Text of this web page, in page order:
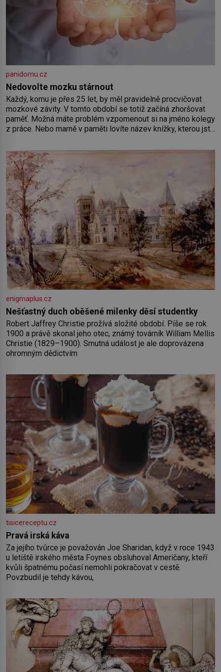
panidomu.cz
Nedovolte mozku stárnout
Každý, komu je přes 25 let, by měl pravidelně procvičovat
mozkové závity. V tomto období se totiž začíná zhoršovat
paměť. Možná máte problém vzpomenout si na jméno kolegy
z práce. Nebo marně v paměti lovíte název knížky, kterou jste
paměť rozhodla stávkovat. Cvičte
enigmaplus.cz
Nešťastný duch oběšené milenky děsí studentky
Robert Jaffrey Christie prožívá složité období. Píše se rok
1900 a právě skonal jeho otec, známý továrník William Mellis
Christie (1829–1900). Smutná událost je ale doprovázena
ohromným dědictvím
tisicereceptu.cz
Pravá irská káva
Za jejího tvůrce je považován Joe Sharidan, když v roce 1943
u letiště irského města Foynes obsluhoval Američany, kteří
kvůli špatnému počasí nemohli pokračovat v cestě.
Povzbudil je tehdy kávou,